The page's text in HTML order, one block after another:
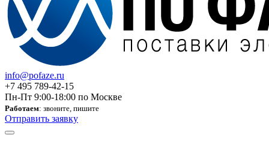
info@pofaze.ru
+7 495 789-42-15
Пн-Пт 9:00-18:00 по Москве
Работаем: звоните, пишите
Отправить заявку